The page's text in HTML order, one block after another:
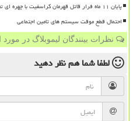
پایان ۱۱ ماه فرار قاتل قهرمان کراسفیت با چهره ای تغییرکرده دستگیر شد
احتمال قطع موقت سیستم های تامین اجتماعی
نظرات بینندگان لیموبلاگ در
لطفا شما همنظر دهید